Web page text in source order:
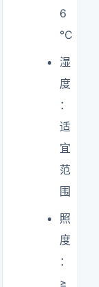
6
℃
湿
度
：
适
宜
范
围
照
度
：
≥